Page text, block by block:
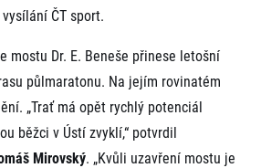
ČT sport.
mostu Dr. E. Beneše přinese letošní
půlmaratonu. Na jejím rovinatém
„Trať má opět rychlý potenciál
běžci v Ústí zvyklí,“ potvrdil
Mirovský. „Kvůli uzavření mostu je